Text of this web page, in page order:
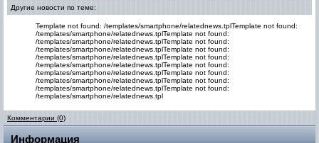
Другие новости по теме:
Template not found: /templates/smartphone/relatednews.tplTemplate not found:
/templates/smartphone/relatednews.tplTemplate not found:
/templates/smartphone/relatednews.tplTemplate not found:
/templates/smartphone/relatednews.tplTemplate not found:
/templates/smartphone/relatednews.tplTemplate not found:
/templates/smartphone/relatednews.tplTemplate not found:
/templates/smartphone/relatednews.tplTemplate not found:
/templates/smartphone/relatednews.tplTemplate not found:
/templates/smartphone/relatednews.tplTemplate not found:
/templates/smartphone/relatednews.tpl
Комментарии (0)
Информация